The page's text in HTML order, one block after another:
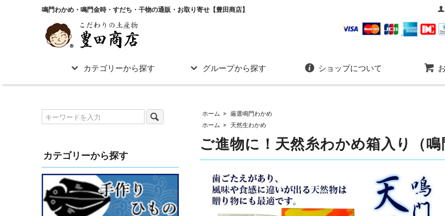
鳴門わかめ・鳴門金時・すだち・干物の通販・お取り寄せ【豊田商店】
カテゴリーから探す グループから探す ショップについて
ホーム >
厳選鳴門わかめ
ホーム > 天然生わかめ
ご進物に！天然糸わかめ箱入り（
カテゴリーから探す